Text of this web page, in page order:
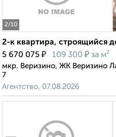
2/10
2-к квартира, строящийся
5 670 075 ₽ 109 300 ₽ за м²
мкр. Веризино, ЖК Веризино
7
Агентство, 07.08.2026